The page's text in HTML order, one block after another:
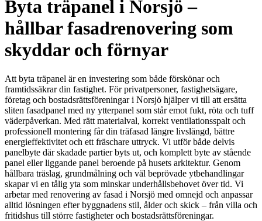
Byta träpanel i Norsjö –
hållbar fasadrenovering som
skyddar och förnyar
Att byta träpanel är en investering som både förskönar och
framtidssäkrar din fastighet. För privatpersoner, fastighetsägare,
företag och bostadsrättsföreningar i Norsjö hjälper vi till att ersätta
sliten fasadpanel med ny ytterpanel som står emot fukt, röta och tuff
väderpåverkan. Med rätt materialval, korrekt ventilationsspalt och
professionell montering får din träfasad längre livslängd, bättre
energieffektivitet och ett fräschare uttryck. Vi utför både delvis
panelbyte där skadade partier byts ut, och komplett byte av stående
panel eller liggande panel beroende på husets arkitektur. Genom
hållbara träslag, grundmålning och väl beprövade ytbehandlingar
skapar vi en tålig yta som minskar underhållsbehovet över tid. Vi
arbetar med renovering av fasad i Norsjö med omnejd och anpassar
alltid lösningen efter byggnadens stil, ålder och skick – från villa och
fritidshus till större fastigheter och bostadsrättsföreningar.